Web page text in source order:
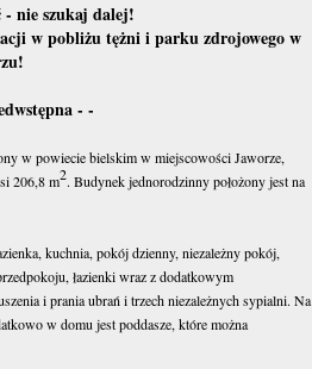
- nie szukaj dalej!
w pobliżu tężni i parku zdrojowego w
- -
w powiecie bielskim w miejscowości Jaworze,
206,8 m2. Budynek jednorodzinny położony jest na
kuchnia, pokój dzienny, niezależny pokój,
łazienki wraz z dodatkowym
i prania ubrań i trzech niezależnych sypialni. Na
w domu jest poddasze, które można